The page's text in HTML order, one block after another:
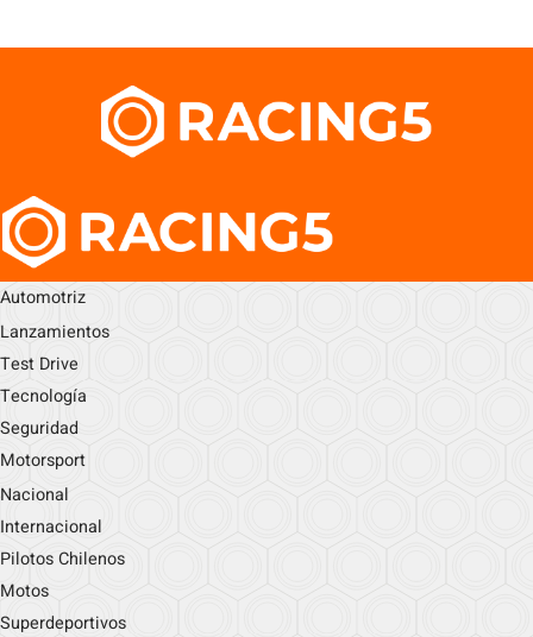
Automotriz
Lanzamientos
Test Drive
Tecnología
Seguridad
Motorsport
Nacional
Internacional
Pilotos Chilenos
Motos
Superdeportivos